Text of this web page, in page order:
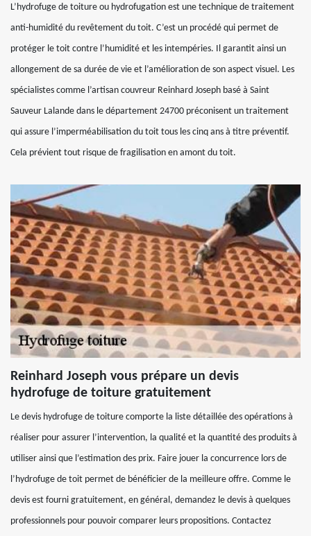
L’hydrofuge de toiture ou hydrofugation est une technique de traitement
anti-humidité du revêtement du toit. C’est un procédé qui permet de
protéger le toit contre l’humidité et les intempéries. Il garantit ainsi un
allongement de sa durée de vie et l’amélioration de son aspect visuel. Les
spécialistes comme l’artisan couvreur Reinhard Joseph basé à Saint
Sauveur Lalande dans le département 24700 préconisent un traitement
qui assure l’imperméabilisation du toit tous les cinq ans à titre préventif.
Cela prévient tout risque de fragilisation en amont du toit.
Reinhard Joseph vous prépare un devis
hydrofuge de toiture gratuitement
Le devis hydrofuge de toiture comporte la liste détaillée des opérations à
réaliser pour assurer l’intervention, la qualité et la quantité des produits à
utiliser ainsi que l’estimation des prix. Faire jouer la concurrence lors de
l’hydrofuge de toit permet de bénéficier de la meilleure offre. Comme le
devis est fourni gratuitement, en général, demandez le devis à quelques
professionnels pour pouvoir comparer leurs propositions. Contactez